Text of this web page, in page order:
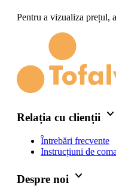
Pentru a vizualiza prețul,
Relația cu clienții keyboard_arrow_down
Întrebări frecvente
Instrucțiuni de
Despre noi keyboard_arrow_down